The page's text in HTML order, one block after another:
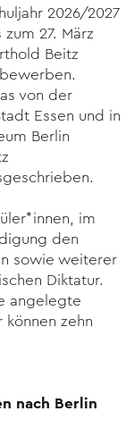
2026/2027
27. März
Beitz
von der
Essen und in
Berlin
im
den
sowie weiterer
Diktatur.
an­gelegte
zehn
nach Berlin